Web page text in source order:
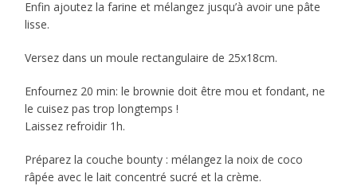
Enfin ajoutez la farine et mélangez jusqu’à avoir une pâte
lisse.
Versez dans un moule rectangulaire de 25x18cm.
Enfournez 20 min: le brownie doit être mou et fondant, ne
le cuisez pas trop longtemps !
Laissez refroidir 1h.
Préparez la couche bounty : mélangez la noix de coco
râpée avec le lait concentré sucré et la crème.